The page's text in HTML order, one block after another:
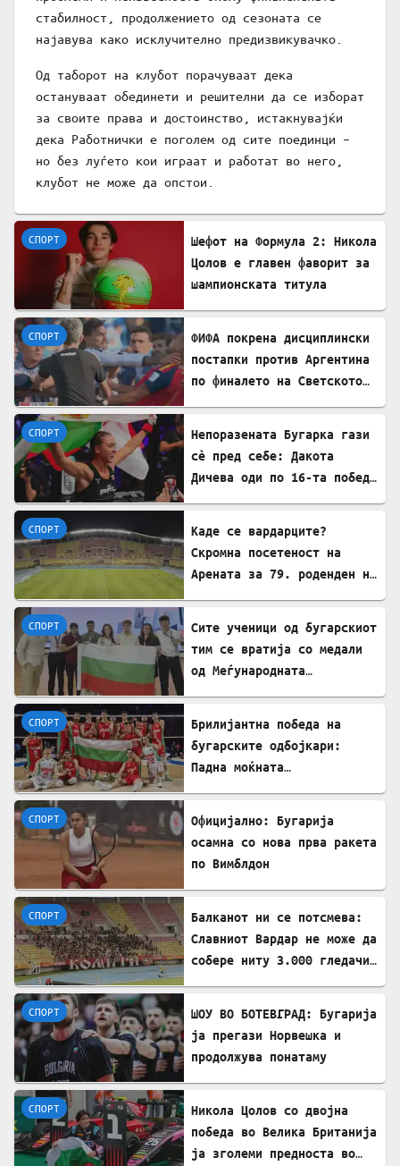
стабилност, продолжението од сезоната се
најавува како исклучително предизвикувачко.
Од таборот на клубот порачуваат дека
остануваат обединети и решителни да се изборат
за своите права и достоинство, истакнувајќи
дека Работнички е поголем од сите поединци –
но без луѓето кои играат и работат во него,
клубот не може да опстои.
СПОРТ
Шефот на Формула 2: Никола
Цолов е главен фаворит за
шампионската титула
СПОРТ
ФИФА покрена дисциплински
постапки против Аргентина
по финалето на Светското
СПОРТ
Непоразената Бугарка гази
сè пред себе: Дакота
Дичева оди по 16-та победа
СПОРТ
Каде се вардарците?
Скромна посетеност на
Арената за 79. роденден на
СПОРТ
​Сите ученици од бугарскиот
тим се вратија со медали
од Меѓународната
СПОРТ
Брилијантна победа на
бугарските одбојкари:
Падна моќната
СПОРТ
Официјално: Бугарија
осамна со нова прва ракета
по Вимблдон
СПОРТ
Балканот ни се потсмева:
Славниот Вардар не може да
собере ниту 3.000 гледачи
СПОРТ
ШОУ ВО БОТЕВГРАД: Бугарија
ја прегази Норвешка и
продолжува понатаму
СПОРТ
Никола Цолов со двојна
победа во Велика Британија
ја зголеми предноста во